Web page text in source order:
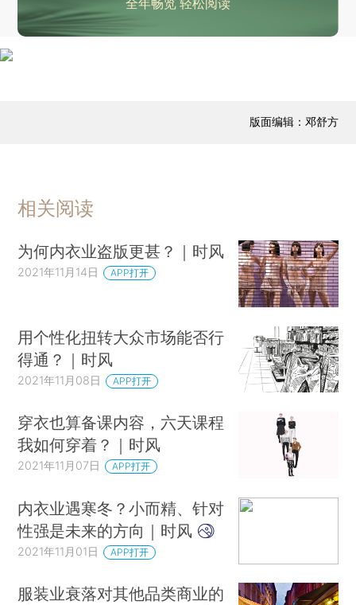
全年畅览 轻松阅读
版面编辑：邓舒方
相关阅读
为何内衣业盗版更甚？｜时风
2021年11月14日 APP打开
用个性化扭转大众市场能否行
得通？｜时风
2021年11月08日 APP打开
穿衣也算备课内容，六天课程
我如何穿着？｜时风
2021年11月07日 APP打开
内衣业遇寒冬？小而精、针对
性强是未来的方向｜时风
2021年11月01日 APP打开
服装业衰落对其他品类商业的